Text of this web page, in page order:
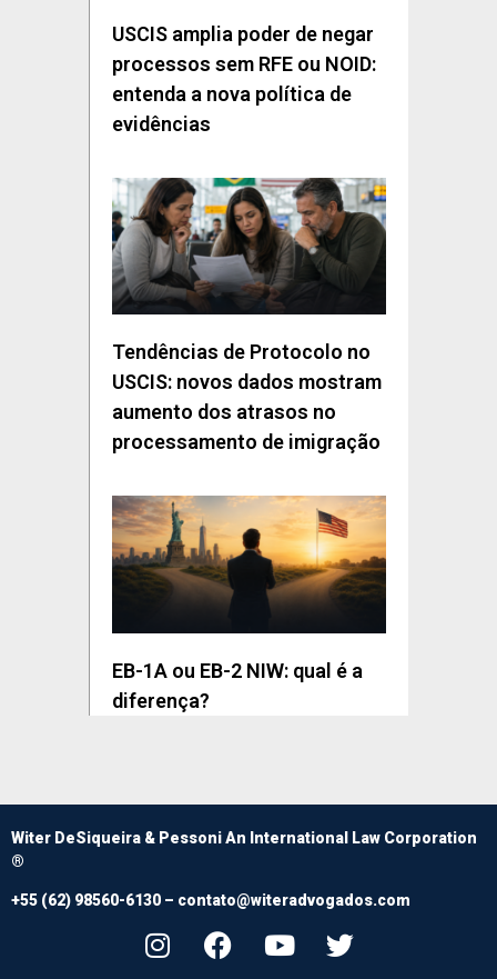
USCIS amplia poder de negar
processos sem RFE ou NOID:
entenda a nova política de
evidências
Tendências de Protocolo no
USCIS: novos dados mostram
aumento dos atrasos no
processamento de imigração
EB-1A ou EB-2 NIW: qual é a
diferença?
Witer DeSiqueira & Pessoni An International Law Corporation
®
+55 (62) 98560-6130 – contato@witeradvogados.com